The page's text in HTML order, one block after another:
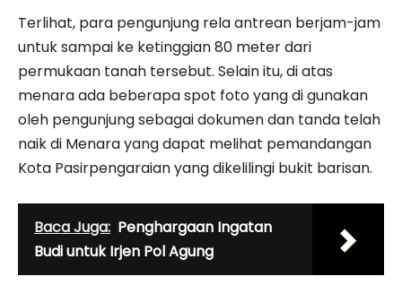
Terlihat, para pengunjung rela antrean berjam-jam
untuk sampai ke ketinggian 80 meter dari
permukaan tanah tersebut. Selain itu, di atas
menara ada beberapa spot foto yang di gunakan
oleh pengunjung sebagai dokumen dan tanda telah
naik di Menara yang dapat melihat pemandangan
Kota Pasirpengaraian yang dikelilingi bukit barisan.
Baca Juga: Penghargaan Ingatan
Budi untuk Irjen Pol Agung